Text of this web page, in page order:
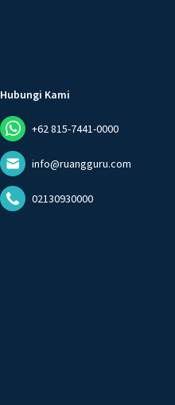
Hubungi Kami
+62 815-7441-0000
info@ruangguru.com
02130930000